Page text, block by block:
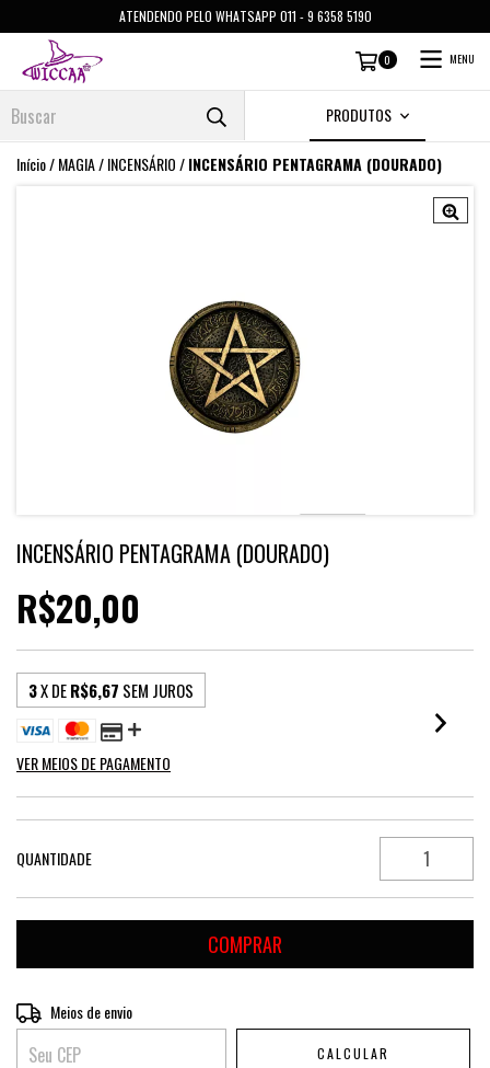
ATENDENDO PELO WHATSAPP 011 - 9 6358 5190
0 MENU
PRODUTOS
Início/MAGIA/INCENSÁRIO/INCENSÁRIO PENTAGRAMA (DOURADO)
INCENSÁRIO PENTAGRAMA (DOURADO)
R$20,00
3X DER$6,67 SEM JUROS
VER MEIOS DE PAGAMENTO
QUANTIDADE
Entregas para o CEP:
Meios de envio
CALCULAR